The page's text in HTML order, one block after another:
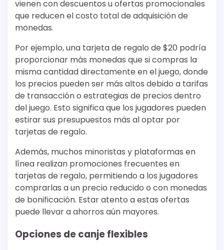
vienen con descuentos u ofertas promocionales
que reducen el costo total de adquisición de
monedas.
Por ejemplo, una tarjeta de regalo de $20 podría
proporcionar más monedas que si compras la
misma cantidad directamente en el juego, donde
los precios pueden ser más altos debido a tarifas
de transacción o estrategias de precios dentro
del juego. Esto significa que los jugadores pueden
estirar sus presupuestos más al optar por
tarjetas de regalo.
Además, muchos minoristas y plataformas en
línea realizan promociones frecuentes en
tarjetas de regalo, permitiendo a los jugadores
comprarlas a un precio reducido o con monedas
de bonificación. Estar atento a estas ofertas
puede llevar a ahorros aún mayores.
Opciones de canje flexibles